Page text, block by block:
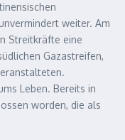
weiter. Am
Streitkräfte eine
Gazastreifen,
Leben. Bereits in
worden, die als